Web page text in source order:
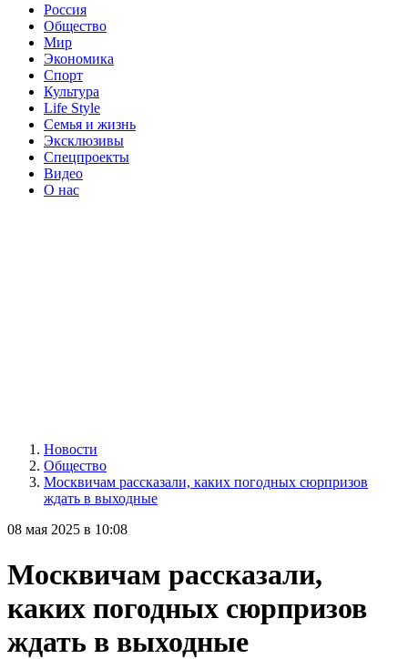
Россия
Общество
Мир
Экономика
Спорт
Культура
Life Style
Семья и жизнь
Эксклюзивы
Спецпроекты
Видео
О нас
Новости
Общество
Москвичам рассказали, каких погодных сюрпризов
ждать в выходные
08 мая 2025 в 10:08
Москвичам рассказали,
каких погодных сюрпризов
ждать в выходные